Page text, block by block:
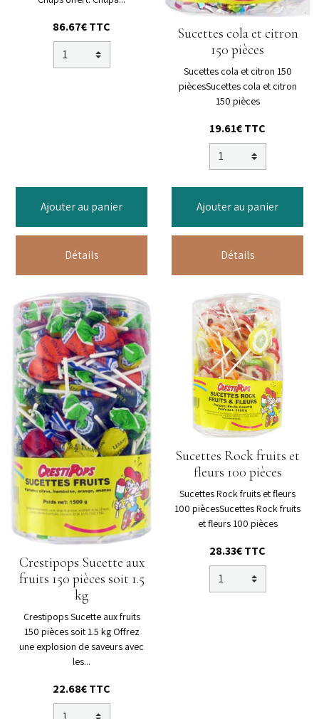
86.67€ TTC
Ajouter au panier
Détails
Sucettes cola et citron
150 pièces
Sucettes cola et citron 150
piècesSucettes cola et citron
150 pièces
19.61€ TTC
Ajouter au panier
Détails
Crestipops Sucette aux
fruits 150 pièces soit 1.5
kg
Crestipops Sucette aux fruits
150 pièces soit 1.5 kg Offrez
une explosion de saveurs avec
les...
22.68€ TTC
Sucettes Rock fruits et
fleurs 100 pièces
Sucettes Rock fruits et fleurs
100 piècesSucettes Rock fruits
et fleurs 100 pièces
28.33€ TTC